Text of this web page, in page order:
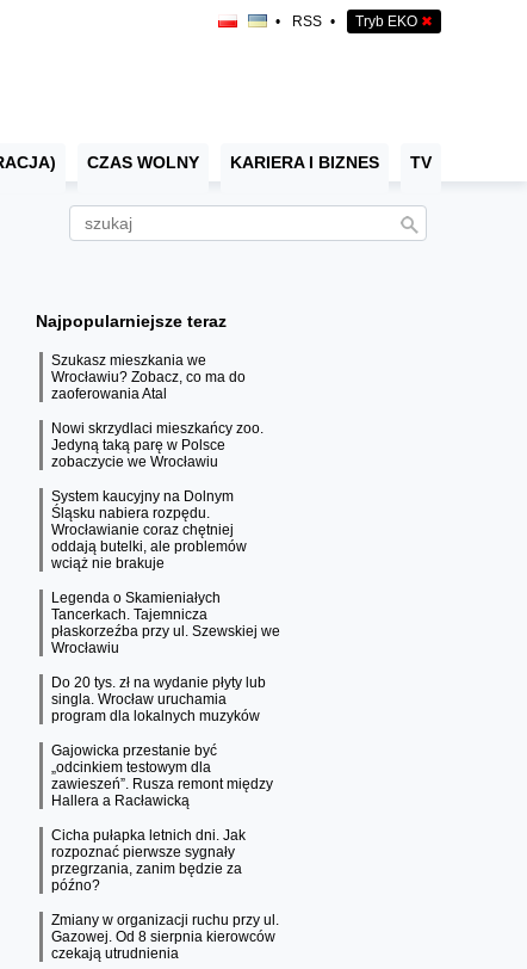
• RSS • Tryb EKO ✖
CZAS WOLNY KARIERA I BIZNES TV
Najpopularniejsze teraz
Szukasz mieszkania we
Wrocławiu? Zobacz, co ma do
zaoferowania Atal
Nowi skrzydlaci mieszkańcy zoo.
Jedyną taką parę w Polsce
zobaczycie we Wrocławiu
System kaucyjny na Dolnym
Śląsku nabiera rozpędu.
Wrocławianie coraz chętniej
oddają butelki, ale problemów
wciąż nie brakuje
Legenda o Skamieniałych
Tancerkach. Tajemnicza
płaskorzeźba przy ul. Szewskiej we
Wrocławiu
Do 20 tys. zł na wydanie płyty lub
singla. Wrocław uruchamia
program dla lokalnych muzyków
Gajowicka przestanie być
„odcinkiem testowym dla
zawieszeń”. Rusza remont między
Hallera a Racławicką
Cicha pułapka letnich dni. Jak
rozpoznać pierwsze sygnały
przegrzania, zanim będzie za
późno?
Zmiany w organizacji ruchu przy ul.
Gazowej. Od 8 sierpnia kierowców
czekają utrudnienia